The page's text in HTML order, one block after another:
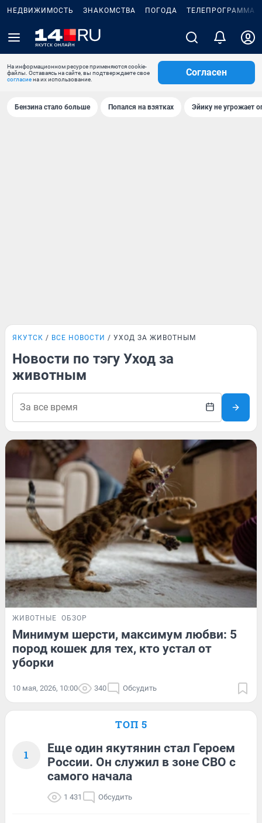
НЕДВИЖИМОСТЬ ЗНАКОМСТВА ПОГОДА ТЕЛЕПРОГРАММА
На информационном ресурсе применяются cookie-
файлы. Оставаясь на сайте, вы подтверждаете свое
согласиена их использование.
Согласен
Бензина стало больше Попался на взятках Эйику не угрожает
ЯКУТСК ВСЕ НОВОСТИ УХОД ЗА ЖИВОТНЫМ
Новости по тэгу Уход за
животным
ЖИВОТНЫЕ ОБЗОР
Минимум шерсти, максимум любви: 5
пород кошек для тех, кто устал от
уборки
10 мая, 2026, 10:00 340 Обсудить
ТОП 5
1
Еще один якутянин стал Героем
России. Он служил в зоне СВО с
самого начала
1 431 Обсудить